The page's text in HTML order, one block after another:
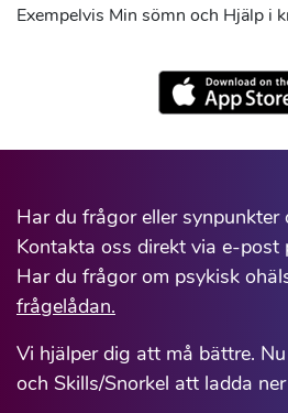
Exempelvis Min sömn och Hjälp i
Har du frågor eller synpunkter
Kontakta oss direkt via e-post
Har du frågor om psykisk
frågelådan.
Vi hjälper dig att må bättre.
och Skills/Snorkel att ladda ner